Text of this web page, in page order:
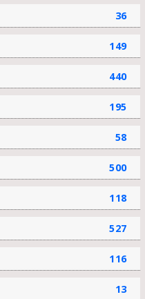
36
149
440
195
58
500
118
527
116
13